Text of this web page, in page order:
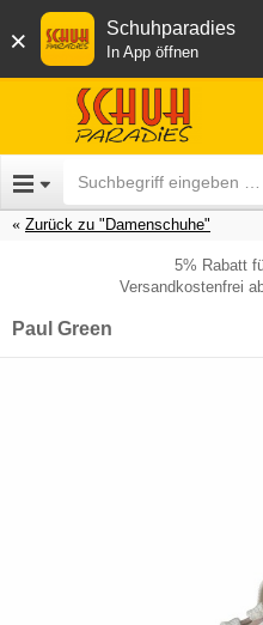
× Schuhparadies
In App öffnen
Zurück zu "Damenschuhe"
5% Rabatt
Versandkostenfrei
Paul Green